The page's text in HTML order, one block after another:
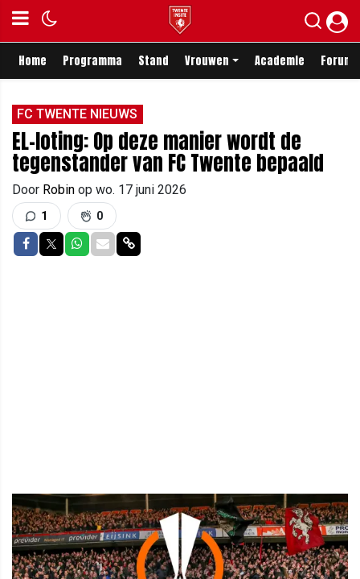
Home Programma Stand Vrouwen Academie Forum
FC TWENTE NIEUWS
EL-loting: Op deze manier wordt de
tegenstander van FC Twente bepaald
Door Robin op wo. 17 juni 2026
1 0
Delen op Facebook
Delen op Twitter
Delen op Whatsapp
Delen via Mail
Delen via link